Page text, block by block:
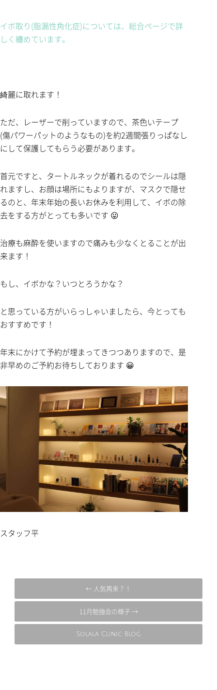
イボ取り(脂漏性角化症)については、総合ページで詳
しく纏めています。
綺麗に取れます！
ただ、レーザーで削っていますので、茶色いテープ
(傷パワーパットのようなもの)を約2週間張りっぱなし
にして保護してもらう必要があります。
首元ですと、タートルネックが着れるのでシールは隠
れますし、お顔は場所にもよりますが、マスクで隠せ
るのと、年末年始の長いお休みを利用して、イボの除
去をする方がとっても多いです 😛
治療も麻酔を使いますので痛みも少なくとることが出
来ます！
もし、イボかな？いつとろうかな？
と思っている方がいらっしゃいましたら、今とっても
おすすめです！
年末にかけて予約が埋まってきつつありますので、是
非早めのご予約お待ちしております 😀
スタッフ平
← 人気再来？！
Solala Clinic Blog
11月勉強会の様子 →